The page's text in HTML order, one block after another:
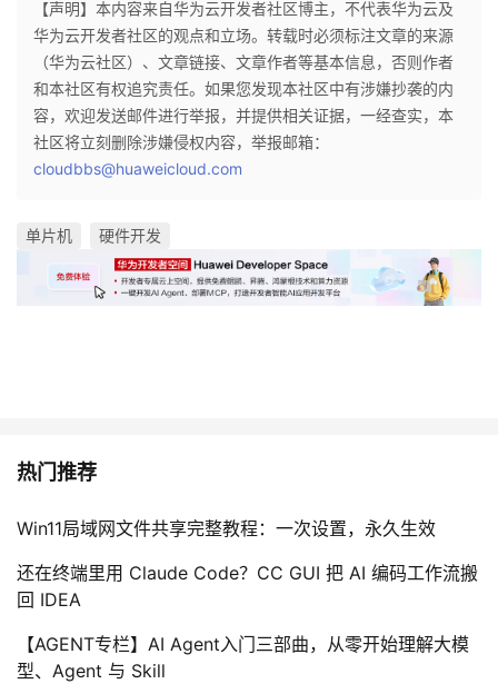
【声明】本内容来自华为云开发者社区博主，不代表华为云及
华为云开发者社区的观点和立场。转载时必须标注文章的来源
（华为云社区）、文章链接、文章作者等基本信息，否则作者
和本社区有权追究责任。如果您发现本社区中有涉嫌抄袭的内
容，欢迎发送邮件进行举报，并提供相关证据，一经查实，本
社区将立刻删除涉嫌侵权内容，举报邮箱：
cloudbbs@huaweicloud.com
单片机 硬件开发
热门推荐
Win11局域网文件共享完整教程：一次设置，永久生效
还在终端里用 Claude Code？CC GUI 把 AI 编码工作流搬
回 IDEA
【AGENT专栏】AI Agent入门三部曲，从零开始理解大模
型、Agent 与 Skill